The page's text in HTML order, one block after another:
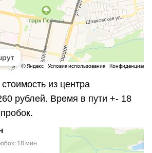
из центра
рублей. Время в пути +- 18
на карте Ставрополя — Яндекс Карты